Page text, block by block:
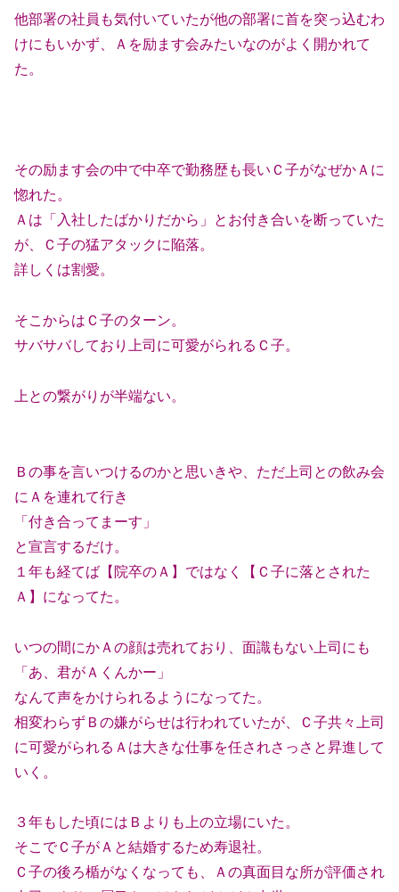
他部署の社員も気付いていたが他の部署に首を突っ込むわ
けにもいかず、Ａを励ます会みたいなのがよく開かれて
た。
その励ます会の中で中卒で勤務歴も長いＣ子がなぜかＡに
惚れた。
Ａは「入社したばかりだから」とお付き合いを断っていた
が、Ｃ子の猛アタックに陥落。
詳しくは割愛。
そこからはＣ子のターン。
サバサバしており上司に可愛がられるＣ子。
上との繋がりが半端ない。
Ｂの事を言いつけるのかと思いきや、ただ上司との飲み会
にＡを連れて行き
「付き合ってまーす」
と宣言するだけ。
１年も経てば【院卒のＡ】ではなく【Ｃ子に落とされた
Ａ】になってた。
いつの間にかＡの顔は売れており、面識もない上司にも
「あ、君がＡくんかー」
なんて声をかけられるようになってた。
相変わらずＢの嫌がらせは行われていたが、Ｃ子共々上司
に可愛がられるＡは大きな仕事を任されさっさと昇進して
いく。
３年もした頃にはＢよりも上の立場にいた。
そこでＣ子がＡと結婚するため寿退社。
Ｃ子の後ろ楯がなくなっても、Ａの真面目な所が評価され